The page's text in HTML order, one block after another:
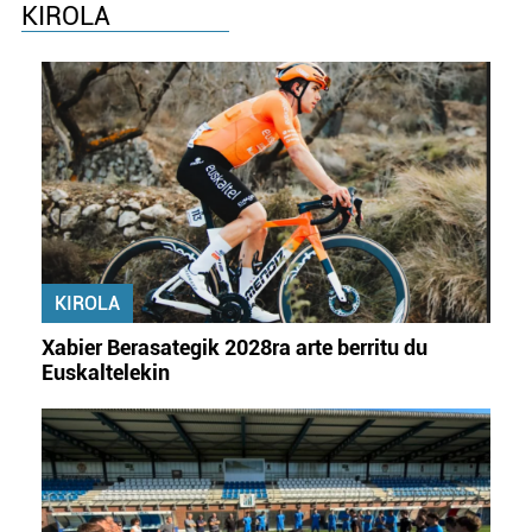
KIROLA
KIROLA
Xabier Berasategik 2028ra arte berritu du
Euskaltelekin